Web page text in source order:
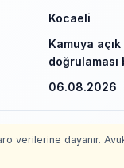
Kocaeli
Kamuya
06.08.2026
verilerine dayanır.